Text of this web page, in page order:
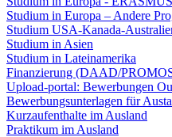
Studium in Europa – Andere
Studium USA-Kanada-
Studium in Asien
Studium in Lateinamerika
Finanzierung (DAAD/
Upload-portal: Bewerbungen
Bewerbungsunterlagen für
Kurzaufenthalte im Ausland
Praktikum im Ausland